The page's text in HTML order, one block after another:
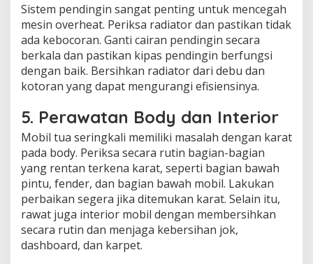
Sistem pendingin sangat penting untuk mencegah
mesin overheat. Periksa radiator dan pastikan tidak
ada kebocoran. Ganti cairan pendingin secara
berkala dan pastikan kipas pendingin berfungsi
dengan baik. Bersihkan radiator dari debu dan
kotoran yang dapat mengurangi efisiensinya.
5. Perawatan Body dan Interior
Mobil tua seringkali memiliki masalah dengan karat
pada body. Periksa secara rutin bagian-bagian
yang rentan terkena karat, seperti bagian bawah
pintu, fender, dan bagian bawah mobil. Lakukan
perbaikan segera jika ditemukan karat. Selain itu,
rawat juga interior mobil dengan membersihkan
secara rutin dan menjaga kebersihan jok,
dashboard, dan karpet.